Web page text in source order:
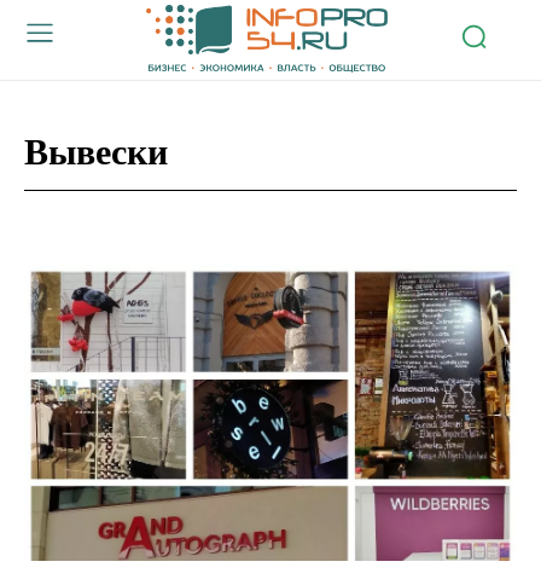
Вывески